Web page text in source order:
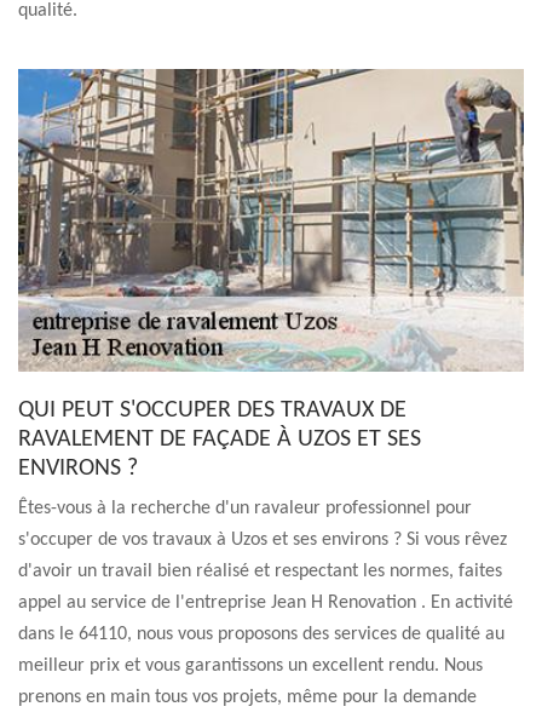
qualité.
QUI PEUT S'OCCUPER DES TRAVAUX DE
RAVALEMENT DE FAÇADE À UZOS ET SES
ENVIRONS ?
Êtes-vous à la recherche d'un ravaleur professionnel pour
s'occuper de vos travaux à Uzos et ses environs ? Si vous rêvez
d'avoir un travail bien réalisé et respectant les normes, faites
appel au service de l'entreprise Jean H Renovation . En activité
dans le 64110, nous vous proposons des services de qualité au
meilleur prix et vous garantissons un excellent rendu. Nous
prenons en main tous vos projets, même pour la demande